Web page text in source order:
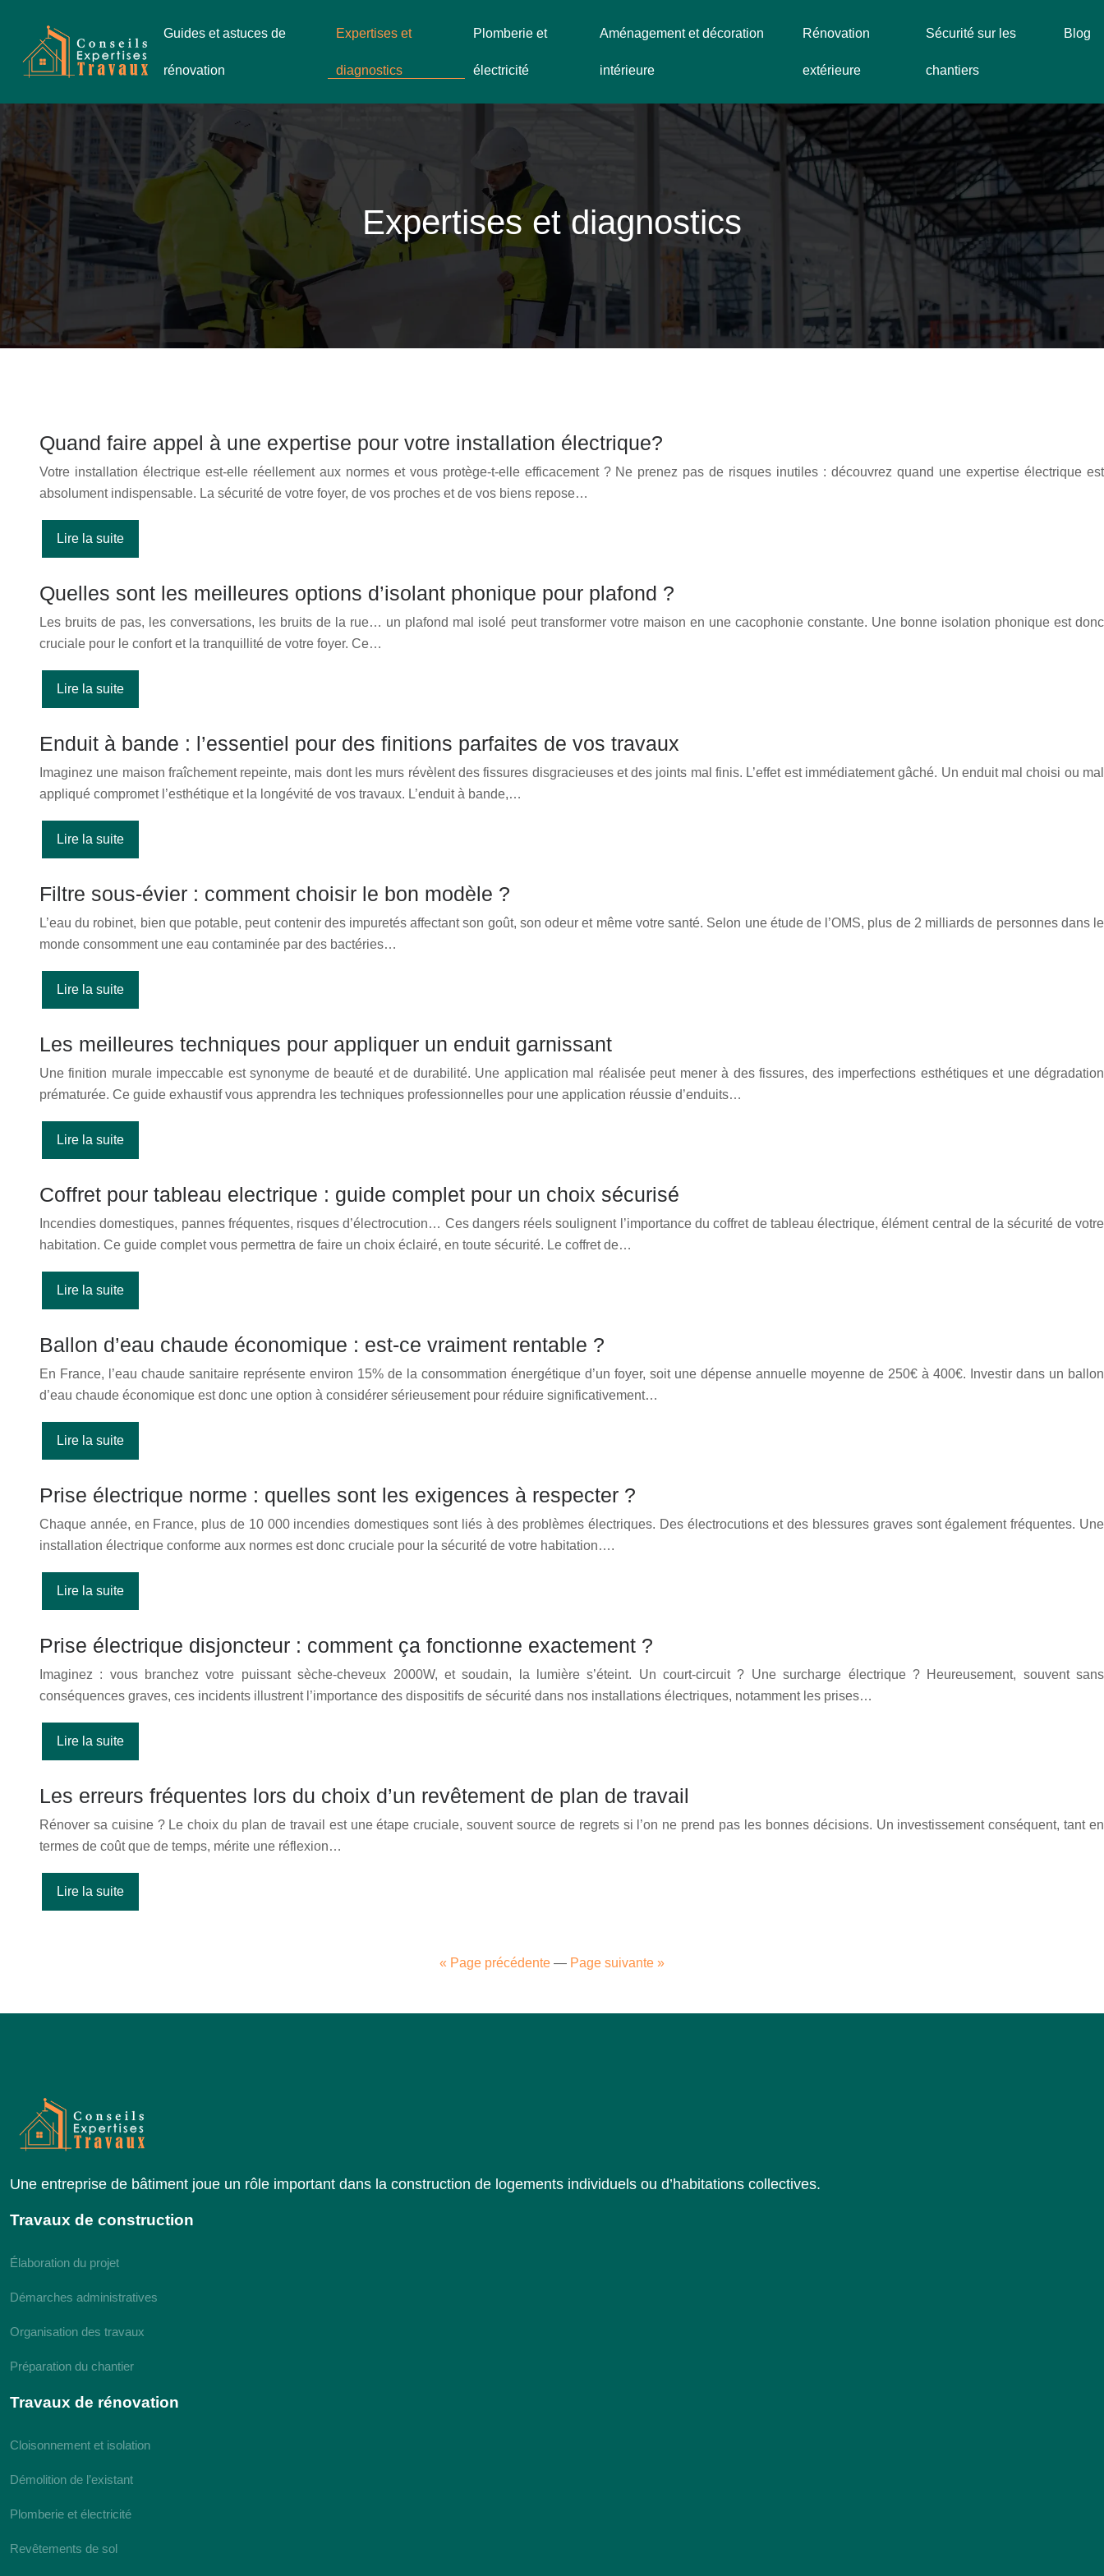
Guides et astuces de
rénovation
Expertises et
diagnostics
Plomberie et
électricité
Aménagement et décoration
intérieure
Rénovation
extérieure
Sécurité sur les
chantiers
Blog
Expertises et diagnostics
Quand faire appel à une expertise pour votre installation électrique?
Votre installation électrique est-elle réellement aux normes et vous protège-t-elle efficacement ? Ne prenez pas de risques inutiles : découvrez quand une expertise électrique est
absolument indispensable. La sécurité de votre foyer, de vos proches et de vos biens repose…
Lire la suite
Quelles sont les meilleures options d’isolant phonique pour plafond ?
Les bruits de pas, les conversations, les bruits de la rue… un plafond mal isolé peut transformer votre maison en une cacophonie constante. Une bonne isolation phonique est donc
cruciale pour le confort et la tranquillité de votre foyer. Ce…
Lire la suite
Enduit à bande : l’essentiel pour des finitions parfaites de vos travaux
Imaginez une maison fraîchement repeinte, mais dont les murs révèlent des fissures disgracieuses et des joints mal finis. L’effet est immédiatement gâché. Un enduit mal choisi ou mal
appliqué compromet l’esthétique et la longévité de vos travaux. L’enduit à bande,…
Lire la suite
Filtre sous-évier : comment choisir le bon modèle ?
L’eau du robinet, bien que potable, peut contenir des impuretés affectant son goût, son odeur et même votre santé. Selon une étude de l’OMS, plus de 2 milliards de personnes dans le
monde consomment une eau contaminée par des bactéries…
Lire la suite
Les meilleures techniques pour appliquer un enduit garnissant
Une finition murale impeccable est synonyme de beauté et de durabilité. Une application mal réalisée peut mener à des fissures, des imperfections esthétiques et une dégradation
prématurée. Ce guide exhaustif vous apprendra les techniques professionnelles pour une application réussie d’enduits…
Lire la suite
Coffret pour tableau electrique : guide complet pour un choix sécurisé
Incendies domestiques, pannes fréquentes, risques d’électrocution… Ces dangers réels soulignent l’importance du coffret de tableau électrique, élément central de la sécurité de votre
habitation. Ce guide complet vous permettra de faire un choix éclairé, en toute sécurité. Le coffret de…
Lire la suite
Ballon d’eau chaude économique : est-ce vraiment rentable ?
En France, l’eau chaude sanitaire représente environ 15% de la consommation énergétique d’un foyer, soit une dépense annuelle moyenne de 250€ à 400€. Investir dans un ballon
d’eau chaude économique est donc une option à considérer sérieusement pour réduire significativement…
Lire la suite
Prise électrique norme : quelles sont les exigences à respecter ?
Chaque année, en France, plus de 10 000 incendies domestiques sont liés à des problèmes électriques. Des électrocutions et des blessures graves sont également fréquentes. Une
installation électrique conforme aux normes est donc cruciale pour la sécurité de votre habitation….
Lire la suite
Prise électrique disjoncteur : comment ça fonctionne exactement ?
Imaginez : vous branchez votre puissant sèche-cheveux 2000W, et soudain, la lumière s’éteint. Un court-circuit ? Une surcharge électrique ? Heureusement, souvent sans
conséquences graves, ces incidents illustrent l’importance des dispositifs de sécurité dans nos installations électriques, notamment les prises…
Lire la suite
Les erreurs fréquentes lors du choix d’un revêtement de plan de travail
Rénover sa cuisine ? Le choix du plan de travail est une étape cruciale, souvent source de regrets si l’on ne prend pas les bonnes décisions. Un investissement conséquent, tant en
termes de coût que de temps, mérite une réflexion…
Lire la suite
« Page précédente — Page suivante »
Une entreprise de bâtiment joue un rôle important dans la construction de logements individuels ou d’habitations collectives.
Travaux de construction
Élaboration du projet
Démarches administratives
Organisation des travaux
Préparation du chantier
Travaux de rénovation
Cloisonnement et isolation
Démolition de l’existant
Plomberie et électricité
Revêtements de sol